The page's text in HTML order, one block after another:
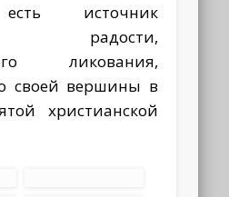
источник
радости,
ликования,
своей вершины в
христианской